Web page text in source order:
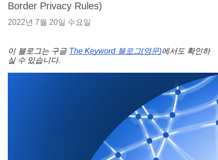
Border Privacy Rules)
2022년 7월 20일 수요일
이 블로그는 구글 The Keyword 블로그(영문)에서도 확인하
실 수 있습니다.